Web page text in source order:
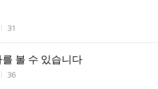
조회수
31
볼 수 있습니다
조회수
36